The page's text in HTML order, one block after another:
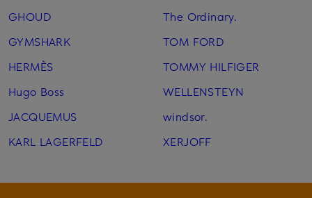
GHOUD
GYMSHARK
HERMÈS
Hugo Boss
JACQUEMUS
KARL LAGERFELD
The Ordinary.
TOM FORD
TOMMY HILFIGER
WELLENSTEYN
windsor.
XERJOFF